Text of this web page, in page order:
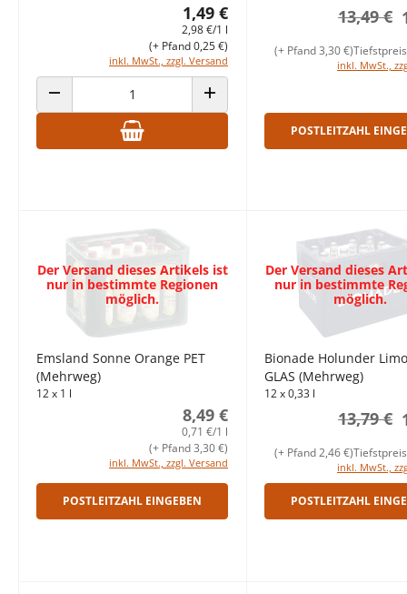
1,49 €
2,98 €/1 l
inkl. MwSt., zzgl. Versand
(+ Pfand 0,25 €)
ANZAHL VERRINGERN ANZAHL ERHÖHEN
13,49 €
inkl. MwSt.,
(+ Pfand 3,30 €)
POSTLEITZAHL
Der Versand dieses Artikels ist
nur in bestimmte Regionen
möglich.
Emsland Sonne Orange PET
(Mehrweg)
12 x 1 l
8,49 €
0,71 €/1 l
inkl. MwSt., zzgl. Versand
(+ Pfand 3,30 €)
POSTLEITZAHL EINGEBEN
Der Versand dieses
nur in bestimmte
möglich.
Bionade Holunder
GLAS (Mehrweg)
12 x 0,33 l
13,79 €
inkl. MwSt.,
(+ Pfand 2,46 €)
POSTLEITZAHL